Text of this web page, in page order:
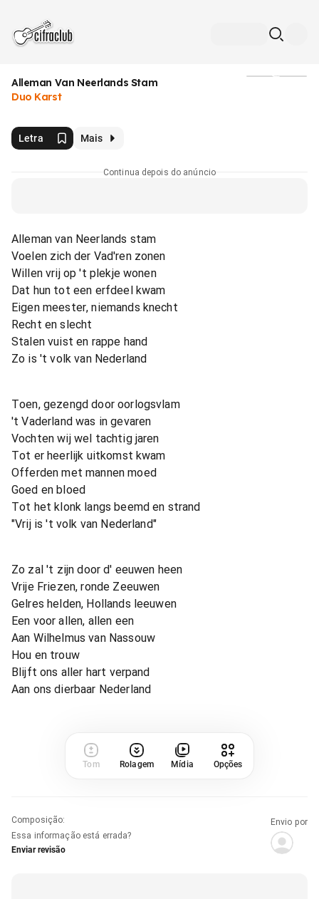
Alleman Van Neerlands Stam
Duo Karst
Letra Mais
Continua depois do anúncio
Alleman van Neerlands stam
Voelen zich der Vad'ren zonen
Willen vrij op 't plekje wonen
Dat hun tot een erfdeel kwam
Eigen meester, niemands knecht
Recht en slecht
Stalen vuist en rappe hand
Zo is 't volk van Nederland
Toen, gezengd door oorlogsvlam
't Vaderland was in gevaren
Vochten wij wel tachtig jaren
Tot er heerlijk uitkomst kwam
Offerden met mannen moed
Goed en bloed
Tot het klonk langs beemd en strand
"Vrij is 't volk van Nederland"
Zo zal 't zijn door d' eeuwen heen
Vrije Friezen, ronde Zeeuwen
Gelres helden, Hollands leeuwen
Een voor allen, allen een
Aan Wilhelmus van Nassouw
Hou en trouw
Blijft ons aller hart verpand
Aan ons dierbaar Nederland
Tom Rolagem Mídia Opções
Composição:
Essa informação está errada?
Enviar revisão
Envio por